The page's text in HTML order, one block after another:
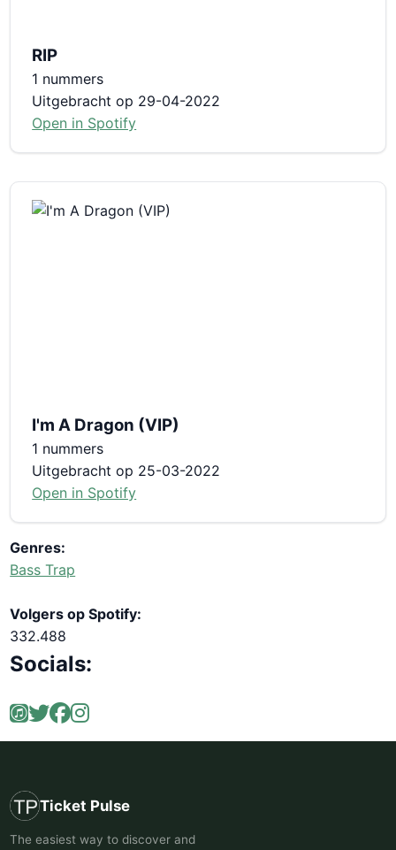
RIP
1 nummers
Uitgebracht op 29-04-2022
Open in Spotify
I'm A Dragon (VIP)
1 nummers
Uitgebracht op 25-03-2022
Open in Spotify
Genres:
Bass Trap
Volgers op Spotify:
332.488
Socials:
Ticket Pulse
The easiest way to discover and